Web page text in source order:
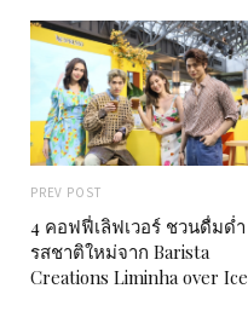
PREV POST
4 คอฟฟี่เลิฟเวอร์ ชวนดื่มด่ำ
รสชาติใหม่จาก Barista
Creations Liminha over Ice